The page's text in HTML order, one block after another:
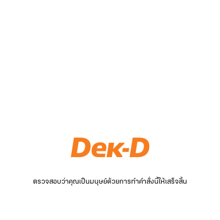
ตรวจสอบว่าคุณเป็นมนุษย์ด้วยการทำคำสั่งนี้ให้เสร็จสิ้น